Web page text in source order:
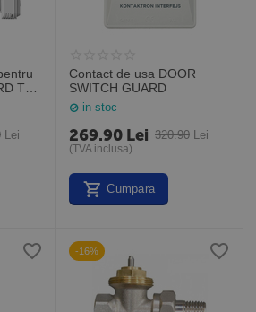
TR-
Lei
Contact de usa DOOR
SWITCH GUARD
in stoc
320.90 Lei
269.90 Lei
(TVA inclusa)
Cumpara
-16%